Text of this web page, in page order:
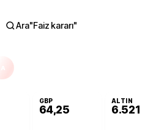
Ara"Faiz kararı"
GBP
64,25
ALTIN
6.521